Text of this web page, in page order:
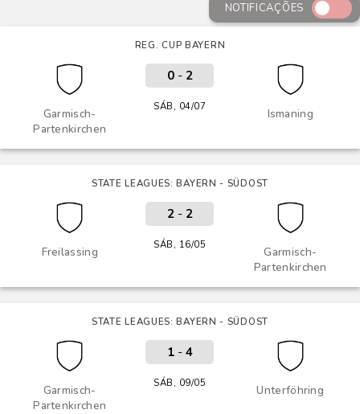
NOTIFICAÇÕES
REG. CUP BAYERN
Garmisch-
Partenkirchen
Ismaning
0- 2
SÁB, 04/07
STATE LEAGUES: BAYERN - SÜDOST
Freilassing
Garmisch-
Partenkirchen
2- 2
SÁB, 16/05
STATE LEAGUES: BAYERN - SÜDOST
Garmisch-
Partenkirchen
Unterföhring
1- 4
SÁB, 09/05